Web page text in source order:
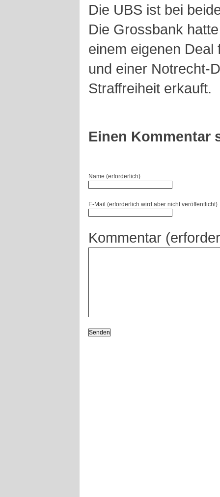
Die UBS ist bei
Die Grossbank
einem eigenen Deal
und einer Notrecht-
Straffreiheit erkauft.
Einen Kommentar
Name (erforderlich)
E-Mail (erforderlich wird aber nicht veröffentlicht)
Kommentar